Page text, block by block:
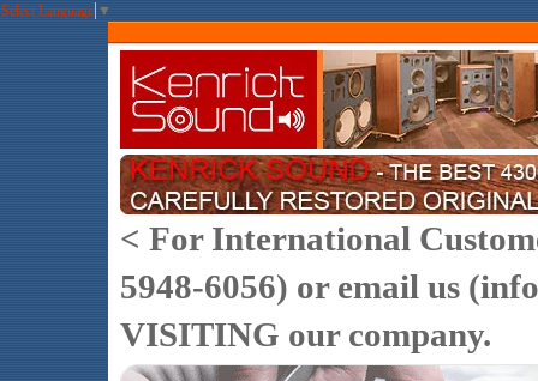
Select Language ▼
< For International
5948-6056) or email us
VISITING our company.